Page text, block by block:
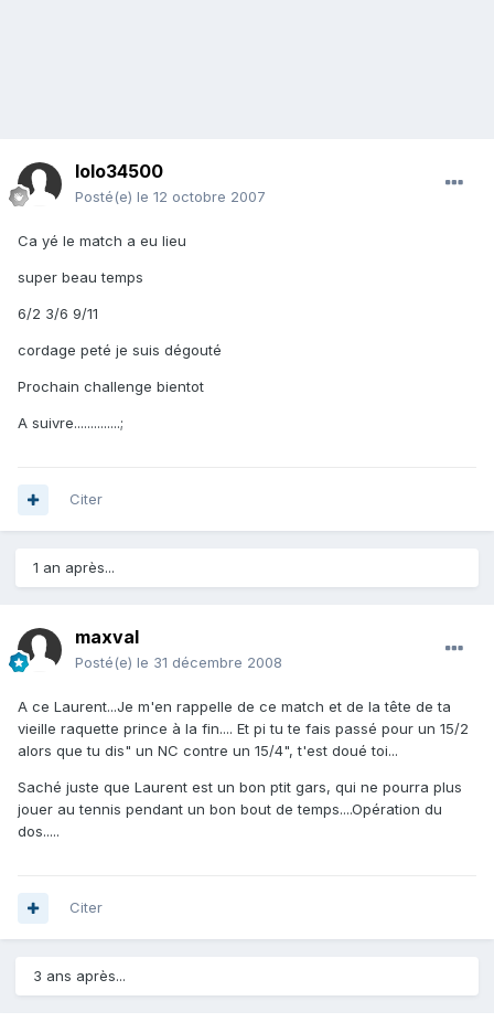
lolo34500
Posté(e) le 12 octobre 2007
Ca yé le match a eu lieu
super beau temps
6/2 3/6 9/11
cordage peté je suis dégouté
Prochain challenge bientot
A suivre..............;
Citer
1 an après...
maxval
Posté(e) le 31 décembre 2008
A ce Laurent...Je m'en rappelle de ce match et de la tête de ta
vieille raquette prince à la fin.... Et pi tu te fais passé pour un 15/2
alors que tu dis" un NC contre un 15/4", t'est doué toi...
Saché juste que Laurent est un bon ptit gars, qui ne pourra plus
jouer au tennis pendant un bon bout de temps....Opération du
dos.....
Citer
3 ans après...